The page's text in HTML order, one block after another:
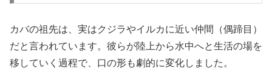
カバの祖先は、実はクジラやイルカに近い仲間（偶蹄目）
だと言われています。彼らが陸上から水中へと生活の場を
移していく過程で、口の形も劇的に変化しました。